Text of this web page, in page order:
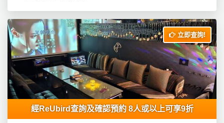
立即查詢!
經ReUbird查詢及確認預約 8人或以上可享9折